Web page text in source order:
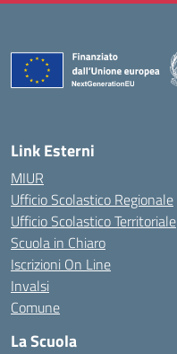
Link Esterni
MIUR
Ufficio Scolastico Regionale
Ufficio Scolastico Territoriale
Scuola in Chiaro
Iscrizioni On Line
Invalsi
Comune
La Scuola